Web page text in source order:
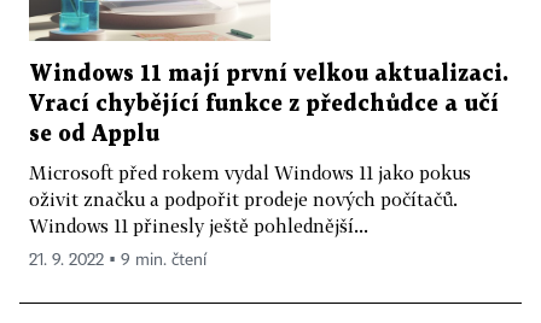
Windows 11 mají první velkou aktualizaci.
Vrací chybějící funkce z předchůdce a učí
se od Applu
Microsoft před rokem vydal Windows 11 jako pokus
oživit značku a podpořit prodeje nových počítačů.
Windows 11 přinesly ještě pohlednější...
21. 9. 2022 ▪ 9 min. čtení